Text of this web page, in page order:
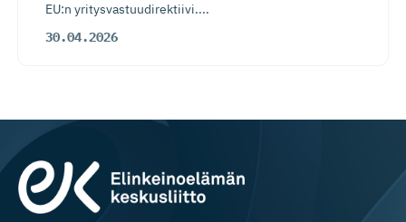
EU:n yritysvastuudirektiivi....
30.04.2026